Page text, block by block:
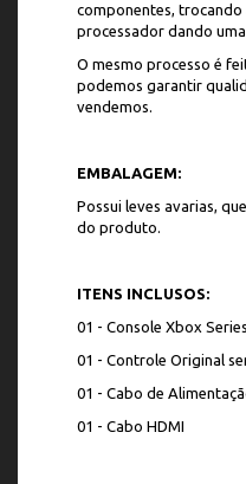
componentes,
processador dando
O mesmo processo é
podemos garantir
vendemos.
EMBALAGEM:
Possui leves avarias,
do produto.
ITENS INCLUSOS:
01 - Console Xbox
01 - Controle Original
01 - Cabo de
01 - Cabo HDMI